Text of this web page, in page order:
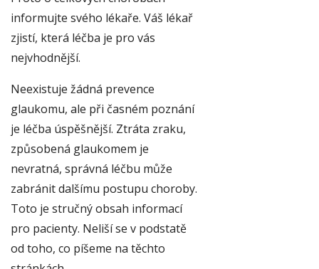
informujte svého lékaře. Váš lékař
zjistí, která léčba je pro vás
nejvhodnější.
Neexistuje žádná prevence
glaukomu, ale při časném poznání
je léčba úspěšnější. Ztráta zraku,
způsobená glaukomem je
nevratná, správná léčbu může
zabránit dalšímu postupu choroby.
Toto je stručný obsah informací
pro pacienty. Neliší se v podstatě
od toho, co píšeme na těchto